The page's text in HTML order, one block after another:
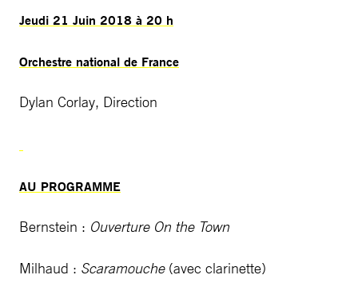
Jeudi 21 Juin 2018 à 20 h
Orchestre national de France
Dylan Corlay, Direction
AU PROGRAMME
Bernstein : Ouverture On the Town
Milhaud : Scaramouche(avec clarinette)